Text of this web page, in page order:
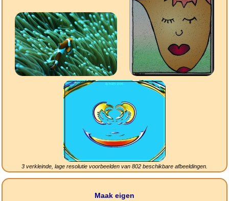
3 verkleinde, lage resolutie voorbeelden van 802 beschikbare afbeeldingen.
Maak eigen